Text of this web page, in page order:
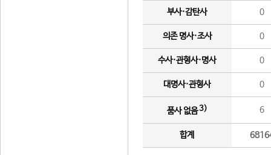
부사·감탄사 0
의존 명사·조사 0
수사·관형사·명사 0
대명사·관형사 0
품사 없음3) 6
합계